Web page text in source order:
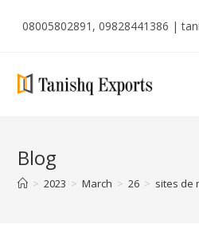
08005802891, 09828441386 |
Blog
> 2023 > March > 26 > sites de